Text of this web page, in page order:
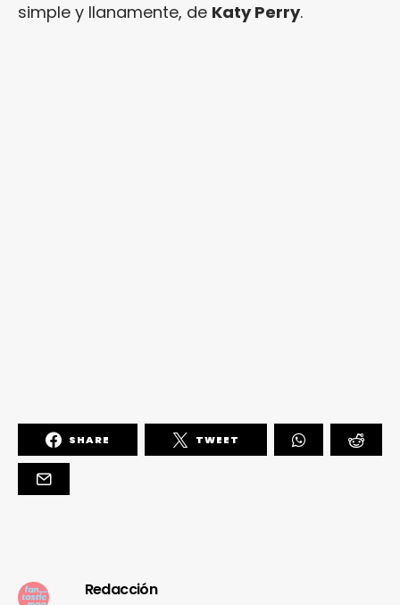
simple y llanamente, de Katy Perry.
SHARE TWEET
Redacción